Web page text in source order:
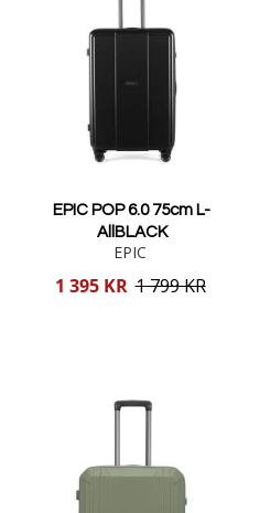
EPIC POP 6.0 75cm L-
AllBLACK
EPIC
Reducerat
1 395 KR 1 799 KR